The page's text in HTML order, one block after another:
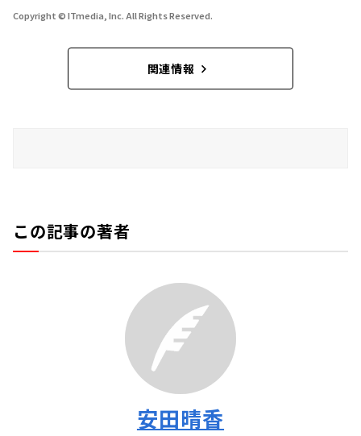
Copyright © ITmedia, Inc. All Rights Reserved.
関連情報
この記事の著者
安田晴香